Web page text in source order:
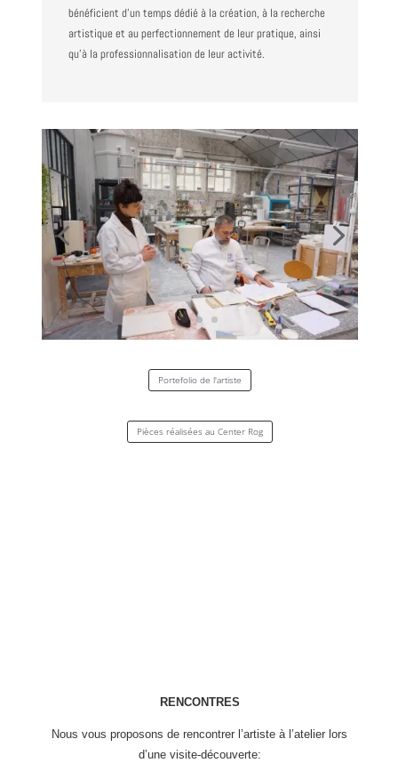
bénéficient d’un temps dédié à la création, à la recherche
artistique et au perfectionnement de leur pratique, ainsi
qu’à la professionnalisation de leur activité.
Portefolio de l'artiste
Pièces réalisées au Center Rog
RENCONTRES
Nous vous proposons de rencontrer l’artiste à l’atelier lors
d’une visite-découverte: